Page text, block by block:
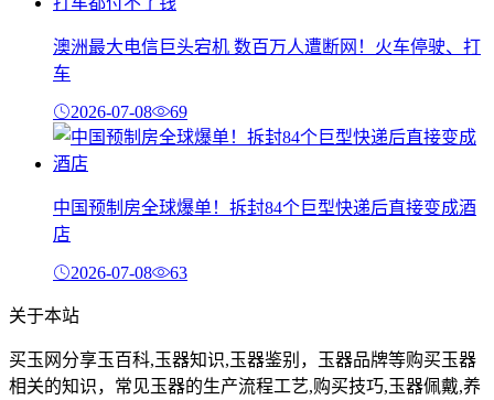
澳洲最大电信巨头宕机 数百万人遭断网！火车停驶、打
车
2026-07-08 69
中国预制房全球爆单！拆封84个巨型快递后直接变成酒
店
2026-07-08 63
关于本站
买玉网分享玉百科,玉器知识,玉器鉴别，玉器品牌等购买玉器
相关的知识，常见玉器的生产流程工艺,购买技巧,玉器佩戴,养